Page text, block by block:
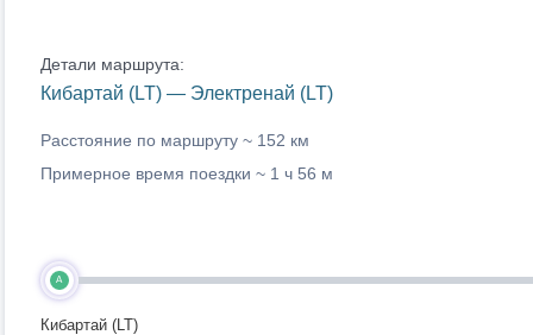
Детали маршрута:
Кибартай (LT) — Электренай (LT)
Расстояние по маршруту ~ 152 км
Примерное время поездки ~ 1 ч 56 м
A
Кибартай (LT)